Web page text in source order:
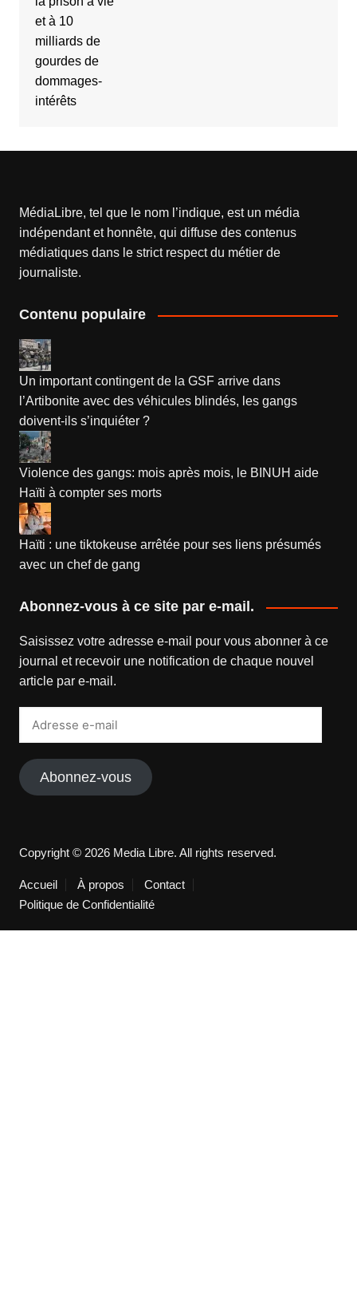
MédiaLibre, tel que le nom l’indique, est un média
indépendant et honnête, qui diffuse des contenus
médiatiques dans le strict respect du métier de
journaliste.
Contenu populaire
Un important contingent de la GSF arrive dans
l’Artibonite avec des véhicules blindés, les gangs
doivent-ils s’inquiéter ?
Violence des gangs: mois après mois, le BINUH aide
Haïti à compter ses morts
Haïti : une tiktokeuse arrêtée pour ses liens présumés
avec un chef de gang
Abonnez-vous à ce site par e-mail.
Saisissez votre adresse e-mail pour vous abonner à ce
journal et recevoir une notification de chaque nouvel
article par e-mail.
Abonnez-vous
Copyright © 2026 Media Libre. All rights reserved.
Accueil À propos
Contact
Politique de Confidentialité